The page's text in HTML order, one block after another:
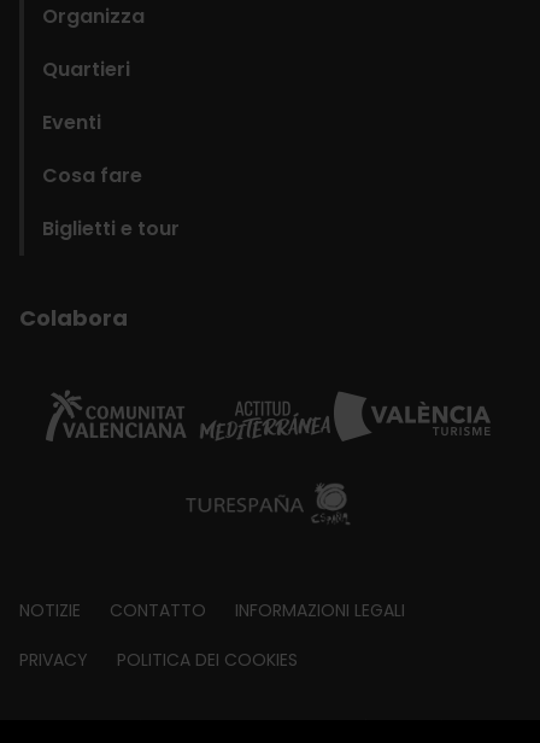
Organizza
Quartieri
Eventi
Cosa fare
Biglietti e tour
Colabora
Footer
about
NOTIZIE CONTATTO INFORMAZIONI LEGALI
PRIVACY POLITICA DEI COOKIES